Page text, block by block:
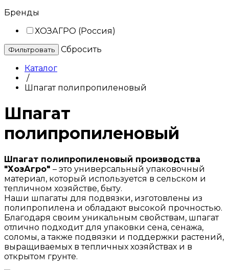
Бренды
ХОЗАГРО (Россия)
Cбросить
Каталог
/
Шпагат полипропиленовый
Шпагат
полипропиленовый
Шпагат полипропиленовый производства
"ХозАгро" – это универсальный упаковочный
материал, который используется в сельском и
тепличном хозяйстве, быту.
Наши шпагаты для подвязки, изготовлены из
полипропилена и обладают высокой прочностью.
Благодаря своим уникальным свойствам, шпагат
отлично подходит для упаковки сена, сенажа,
соломы, а также подвязки и поддержки растений,
выращиваемых в тепличных хозяйствах и в
открытом грунте.